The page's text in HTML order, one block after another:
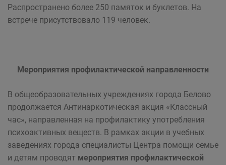
Распространено более 250 памяток и буклетов. На
встрече присутствовало 119 человек.
Мероприятия профилактической направленности
В общеобразовательных учреждениях города Белово
продолжается Антинаркотическая акция «Классный
час», направленная на профилактику употребления
психоактивных веществ. В рамках акции в учебных
заведениях города специалисты Центра помощи семье
и детям проводят мероприятия профилактической